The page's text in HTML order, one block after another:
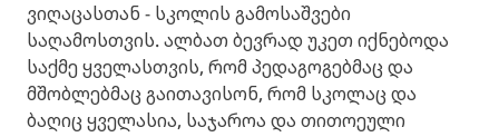
ვიღაცასთან - სკოლის გამოსაშვები
საღამოსთვის. ალბათ ბევრად უკეთ იქნებოდა
საქმე ყველასთვის, რომ პედაგოგებმაც და
მშობლებმაც გაითავისონ, რომ სკოლაც და
ბაღიც ყველასია, საჯაროა და თითოეული